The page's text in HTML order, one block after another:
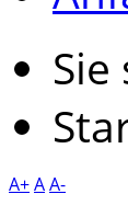
A+AA-